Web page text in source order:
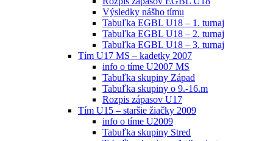
Výsledky nášho tímu
Tabuľka EGBL U18 – 1. turnaj
Tabuľka EGBL U18 – 2. turnaj
Tabuľka EGBL U18 – 3. turnaj
Tím U17 MS – kadetky 2007
info o tíme U2007 MS
Tabuľka skupiny Západ
Tabuľka skupiny o 9.-16.m
Rozpis zápasov U17
Tím U15 – staršie žiačky 2009
info o tíme U2009
Tabuľka skupiny Stred